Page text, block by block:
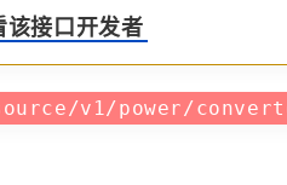
该接口开发者
v1/power/